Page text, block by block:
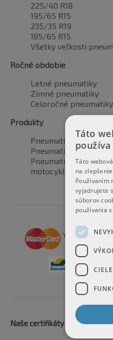
225/40 R18
195/65 R15
235/35 R19
185/65 R15
Všetky veľkosti
Ročné obdobie
Letné pneumatiky
Zimné pneumatiky
Celoročné pneumatiky
Produkty
Pneumatiky pre
Pneumatiky pre SUV
Pneumatiky pre
motocyklové
Naše certifikáty
Táto
Táto
na
Používaním
vyjadrujete
súborov
používania